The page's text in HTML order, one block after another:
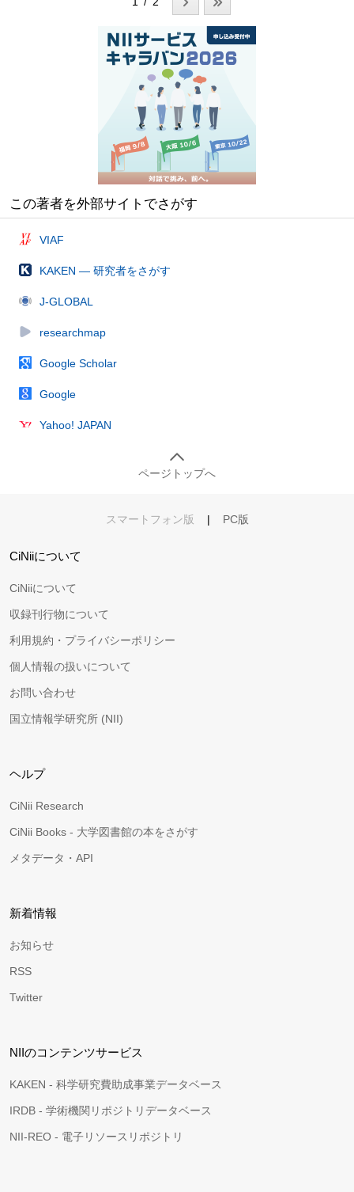
この著者を外部サイトでさがす
VIAF
KAKEN — 研究者をさがす
J-GLOBAL
researchmap
Google Scholar
Google
Yahoo! JAPAN
ページトップへ
スマートフォン版 | PC版
CiNiiについて
CiNiiについて
収録刊行物について
利用規約・プライバシーポリシー
個人情報の扱いについて
お問い合わせ
国立情報学研究所 (NII)
ヘルプ
CiNii Research
CiNii Books - 大学図書館の本をさがす
メタデータ・API
新着情報
お知らせ
RSS
Twitter
NIIのコンテンツサービス
KAKEN - 科学研究費助成事業データベース
IRDB - 学術機関リポジトリデータベース
NII-REO - 電子リソースリポジトリ